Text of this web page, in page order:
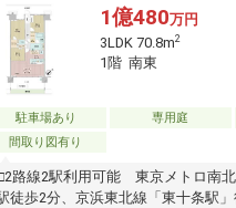
1億480万円
3LDK 70.8m2
1階 南東
駐車場あり 専用庭
間取り図有り
路線2駅利用可能 東京メトロ南北
徒歩2分、京浜東北線「東十条駅」